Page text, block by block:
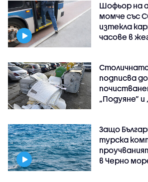
Шофьор на
момче със
изтекла
часове в
подписва
„Подуяне” и
Защо
турска
в Черно